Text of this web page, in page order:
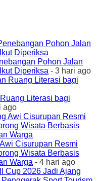
Pohon Jalan
Diperiksa - 3 hari ago
Literasi bagi
ago
Cisurupan Resmi
Wisata Berbasis
Warga - 4 hari ago